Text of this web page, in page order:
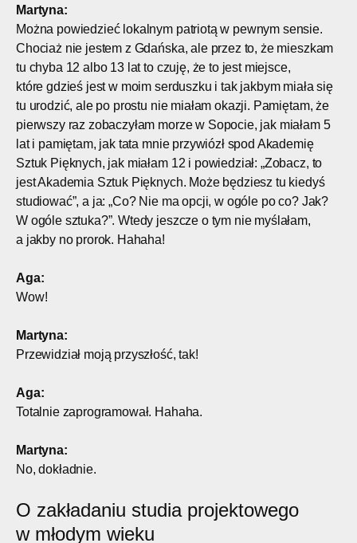
Martyna:
Można powiedzieć lokalnym patriotą w pewnym sensie.
Chociaż nie jestem z Gdańska, ale przez to, że mieszkam
tu chyba 12 albo 13 lat to czuję, że to jest miejsce,
które gdzieś jest w moim serduszku i tak jakbym miała się
tu urodzić, ale po prostu nie miałam okazji. Pamiętam, że
pierwszy raz zobaczyłam morze w Sopocie, jak miałam 5
lat i pamiętam, jak tata mnie przywiózł spod Akademię
Sztuk Pięknych, jak miałam 12 i powiedział: „Zobacz, to
jest Akademia Sztuk Pięknych. Może będziesz tu kiedyś
studiować”, a ja: „Co? Nie ma opcji, w ogóle po co? Jak?
W ogóle sztuka?”. Wtedy jeszcze o tym nie myślałam,
a jakby no prorok. Hahaha!
Aga:
Wow!
Martyna:
Przewidział moją przyszłość, tak!
Aga:
Totalnie zaprogramował. Hahaha.
Martyna:
No, dokładnie.
O zakładaniu studia projektowego
w młodym wieku